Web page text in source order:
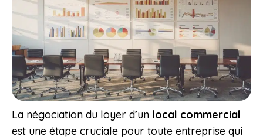
La négociation du loyer d’un local commercial
est une étape cruciale pour toute entreprise qui